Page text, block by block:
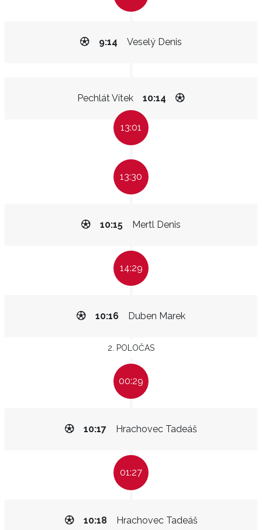
Veselý Denis
9:14
Pechlát Vítek 10:14
13:01
13:30
Mertl Denis
10:15
14:29
Duben Marek
10:16
2. POLOČAS
00:29
Hrachovec Tadeáš
10:17
01:27
Hrachovec Tadeáš
10:18